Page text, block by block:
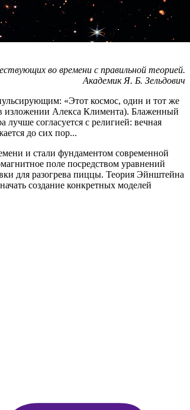
во времени с правильной теорией.
Академик Я. Б. Зельдович
«Этот космос, один и тот же
изложении Алекса Климента). Блаженный
согласуется с религией: вечная
до сих пор...
и стали фундаментом современной
поле посредством уравнений
для разогрева пиццы. Теория Эйнштейна
создание конкретных моделей